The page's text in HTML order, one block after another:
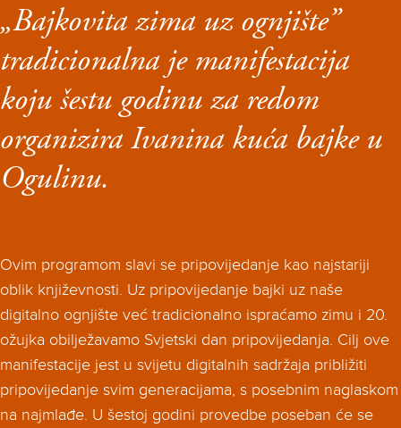
„Bajkovita zima uz ognjište”
tradicionalna je manifestacija
koju šestu godinu za redom
organizira Ivanina kuća bajke u
Ogulinu.
Ovim programom slavi se pripovijedanje kao najstariji
oblik književnosti. Uz pripovijedanje bajki uz naše
digitalno ognjište već tradicionalno ispraćamo zimu i 20.
ožujka obilježavamo Svjetski dan pripovijedanja. Cilj ove
manifestacije jest u svijetu digitalnih sadržaja približiti
pripovijedanje svim generacijama, s posebnim naglaskom
na najmlađe. U šestoj godini provedbe poseban će se